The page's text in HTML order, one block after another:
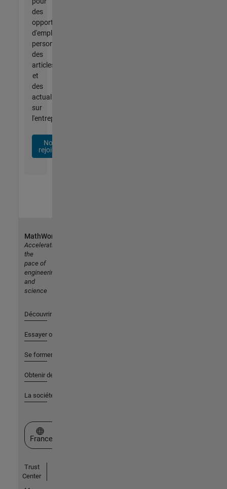
des
opportunités
d'emploi
personnalisées,
des
articles
et
des
actualités
sur
l'entreprise.
Nous
rejoindre
MathWorks
Accelerating
the
pace of
engineering
and
science
Découvrir les produits
Essayer ou acheter
Se former
Obtenir de l'aide
La société
Sélectionner un site web
France
Trust
Center